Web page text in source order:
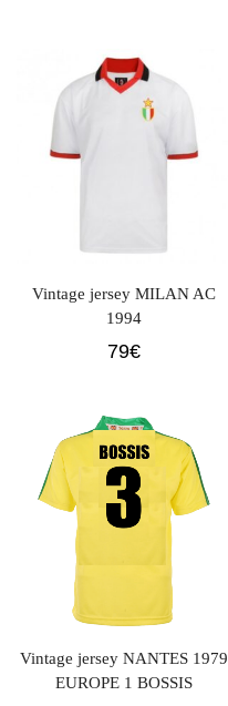
Vintage jersey MILAN AC
1994
79€
Vintage jersey NANTES 1979
EUROPE 1 BOSSIS